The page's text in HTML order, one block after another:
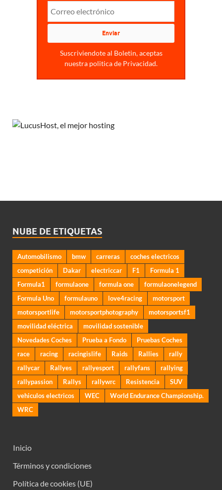
Suscriviendote al Boletin, aceptas
nuestra politica de Privacidad.
NUBE DE ETIQUETAS
Automobilismo bmw carreras
coches electricos
competición
Dakar electriccar F1
Formula 1
Formula1
formulaone formula one
formulaonelegend
Formula Uno
formulauno love4racing
motorsport
motorsportlife
motorsportphotography
motorsportsf1
movilidad eléctrica
movilidad sostenible
Novedades Coches
Prueba a Fondo
Pruebas Coches
race
racing racingislife Raids Rallies
rally
rallycar
Rallyes rallyesport rallyfans
rallying
rallypassion
Rallys rallywrc Resistencia
SUV
vehiculos electricos
WEC
World Endurance Championship.
WRC
Inicio
Términos y condiciones
Política de cookies (UE)